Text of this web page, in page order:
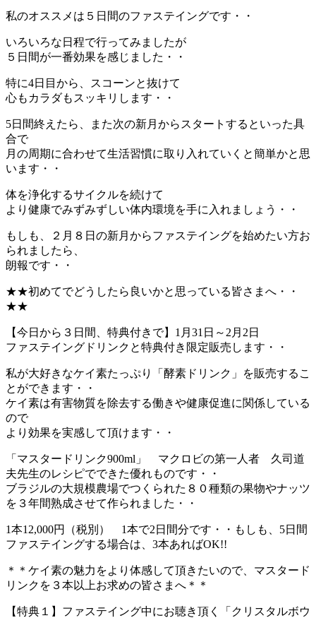
私のオススメは５日間のファステイングです・・
いろいろな日程で行ってみましたが
５日間が一番効果を感じました・・
特に4日目から、スコーンと抜けて
心もカラダもスッキリします・・
5日間終えたら、また次の新月からスタートするといった具
合で
月の周期に合わせて生活習慣に取り入れていくと簡単かと思
います・・
体を浄化するサイクルを続けて
より健康でみずみずしい体内環境を手に入れましょう・・
もしも、２月８日の新月からファステイングを始めたい方お
られましたら、
朗報です・・
★★初めてでどうしたら良いかと思っている皆さまへ・・
★★
【今日から３日間、特典付きで】1月31日～2月2日
ファステイングドリンクと特典付き限定販売します・・
私が大好きなケイ素たっぷり「酵素ドリンク」を販売するこ
とができます・・
ケイ素は有害物質を除去する働きや健康促進に関係している
ので
より効果を実感して頂けます・・
「マスタードリンク900ml」 マクロビの第一人者 久司道
夫先生のレシピでできた優れものです・・
ブラジルの大規模農場でつくられた８０種類の果物やナッツ
を３年間熟成させて作られました・・
1本12,000円（税別） 1本で2日間分です・・もしも、5日間
ファステイングする場合は、3本あればOK!!
＊＊ケイ素の魅力をより体感して頂きたいので、マスタード
リンクを３本以上お求めの皆さまへ＊＊
【特典１】ファステイング中にお聴き頂く「クリスタルボウ